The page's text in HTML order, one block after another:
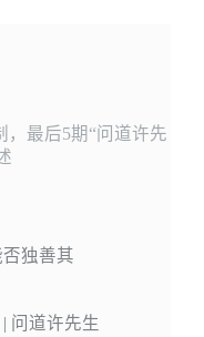
，最后5期“问道许先
独善其
问道许先生